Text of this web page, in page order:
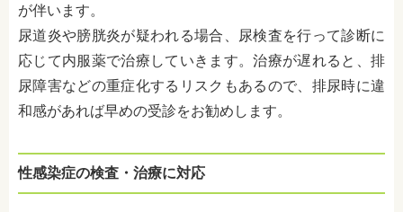
が伴います。
尿道炎や膀胱炎が疑われる場合、尿検査を行って診断に
応じて内服薬で治療していきます。治療が遅れると、排
尿障害などの重症化するリスクもあるので、排尿時に違
和感があれば早めの受診をお勧めします。
性感染症の検査・治療に対応